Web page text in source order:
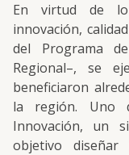
En virtud de lo
innovación,
del Programa
Regional–, se
beneficiaron
la región. Uno
Innovación, un
objetivo